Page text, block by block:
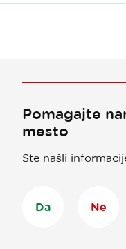
Pomagajte
mesto
Ste našli
Da Ne